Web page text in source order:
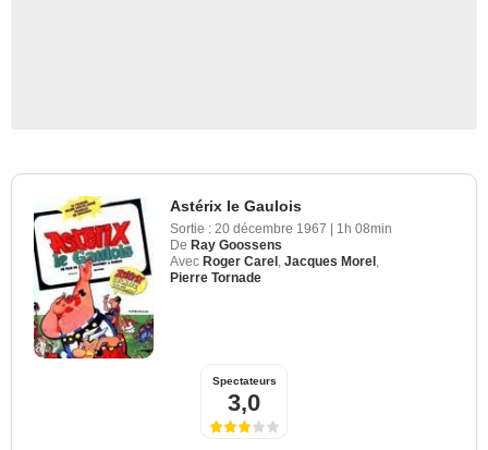
Astérix le Gaulois
Sortie : 20 décembre 1967 | 1h 08min
De Ray Goossens
Avec Roger Carel Jacques Morel
Pierre Tornade
Spectateurs
3,0